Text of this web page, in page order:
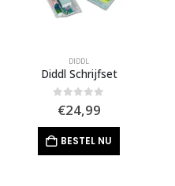
DIDDL
Diddl Schrijfset
out of 5
€24,99
BESTEL NU